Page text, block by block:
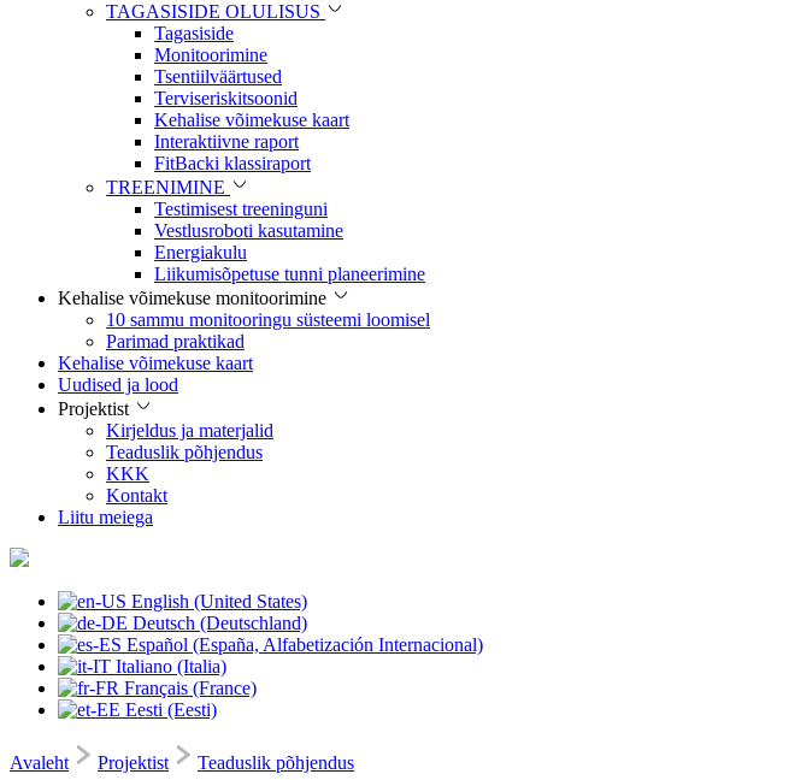
TAGASISIDE OLULISUS
Tagasiside
Monitoorimine
Tsentiilväärtused
Terviseriskitsoonid
Kehalise võimekuse kaart
Interaktiivne raport
FitBacki klassiraport
TREENIMINE
Testimisest treeninguni
Vestlusroboti kasutamine
Energiakulu
Liikumisõpetuse tunni planeerimine
Kehalise võimekuse monitoorimine
10 sammu monitooringu süsteemi loomisel
Parimad praktikad
Kehalise võimekuse kaart
Uudised ja lood
Projektist
Kirjeldus ja materjalid
Teaduslik põhjendus
KKK
Kontakt
Liitu meiega
English (United States)
Deutsch (Deutschland)
Español (España, Alfabetización Internacional)
Italiano (Italia)
Français (France)
Eesti (Eesti)
Avaleht Projektist Teaduslik põhjendus